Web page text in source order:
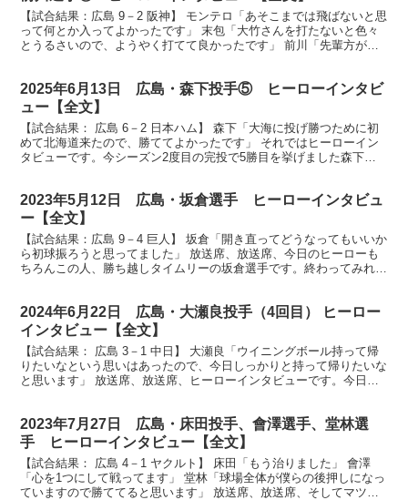
【試合結果：広島 9－2 阪神】 モンテロ「あそこまでは飛ばないと思
って何とか入ってよかったです」 末包「大竹さんを打たないと色々
とうるさいので、ようやく打てて良かったです」 前川「先輩方がチ
2025年6月13日 広島・森下投手⑤ ヒーローインタビ
ュー【全文】
【試合結果： 広島 6－2 日本ハム】 森下「大海に投げ勝つために初
めて北海道来たので、勝ててよかったです」 それではヒーローイン
タビューです。今シーズン2度目の完投で5勝目を挙げました森下投
2023年5月12日 広島・坂倉選手 ヒーローインタビュ
ー【全文】
【試合結果：広島 9－4 巨人】 坂倉「開き直ってどうなってもいいか
ら初球振ろうと思ってました」 放送席、放送席、今日のヒーローも
ちろんこの人、勝ち越しタイムリーの坂倉選手です。終わってみれば
2024年6月22日 広島・大瀬良投手（4回目） ヒーロー
インタビュー【全文】
【試合結果： 広島 3－1 中日】 大瀬良「ウイニングボール持って帰
りたいなという思いはあったので、今日しっかりと持って帰りたいな
と思います」 放送席、放送席、ヒーローインタビューです。今日の
2023年7月27日 広島・床田投手、會澤選手、堂林選
手 ヒーローインタビュー【全文】
【試合結果： 広島 4－1 ヤクルト】 床田「もう治りました」 會澤
「心を1つにして戦ってます」 堂林「球場全体が僕らの後押しになっ
ていますので勝ててると思います」 放送席、放送席、そしてマツダ